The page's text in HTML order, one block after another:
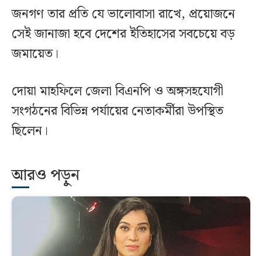
জনগণ তার প্রতি যে ভালোবাসা রাখে, প্রয়োজনে
সেই জানাজা হবে দেশের ইতিহাসের সবচেয়ে বড়
জমায়েত।
দোয়া মাহফিলে জেলা বিএনপি ও অঙ্গসহযোগী
সংগঠনের বিভিন্ন পর্যায়ের নেতাকর্মীরা উপস্থিত
ছিলেন।
আরও পড়ুন